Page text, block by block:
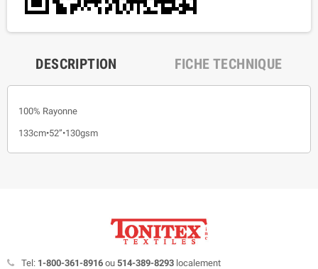
DESCRIPTION FICHE TECHNIQUE
100% Rayonne
133cm•52”•130gsm
Tel: 1-800-361-8916 ou 514-389-8293 localement